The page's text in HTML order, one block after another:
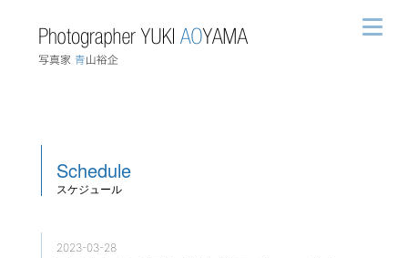
Schedule
スケジュール
2023-03-28